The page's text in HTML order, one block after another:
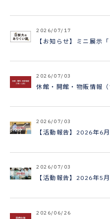
2026/07/17
【お知らせ】ミニ展示
2026/07/03
休館・開館・物販情報（
2026/07/03
【活動報告】2026年6
2026/07/03
【活動報告】2026年5
2026/06/26